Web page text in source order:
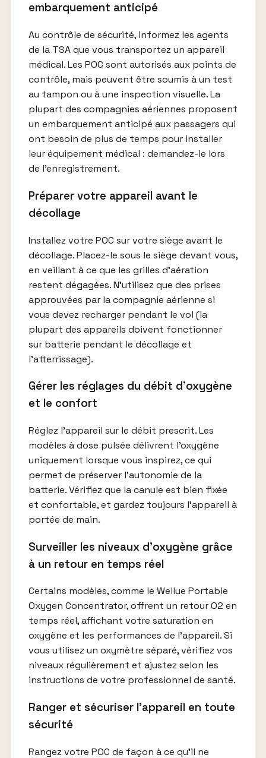
embarquement anticipé
Au contrôle de sécurité, informez les agents
de la TSA que vous transportez un appareil
médical. Les POC sont autorisés aux points de
contrôle, mais peuvent être soumis à un test
au tampon ou à une inspection visuelle. La
plupart des compagnies aériennes proposent
un embarquement anticipé aux passagers qui
ont besoin de plus de temps pour installer
leur équipement médical : demandez-le lors
de l’enregistrement.
Préparer votre appareil avant le
décollage
Installez votre POC sur votre siège avant le
décollage. Placez-le sous le siège devant vous,
en veillant à ce que les grilles d’aération
restent dégagées. N’utilisez que des prises
approuvées par la compagnie aérienne si
vous devez recharger pendant le vol (la
plupart des appareils doivent fonctionner
sur batterie pendant le décollage et
l’atterrissage).
Gérer les réglages du débit d’oxygène
et le confort
Réglez l’appareil sur le débit prescrit. Les
modèles à dose pulsée délivrent l’oxygène
uniquement lorsque vous inspirez, ce qui
permet de préserver l’autonomie de la
batterie. Vérifiez que la canule est bien fixée
et confortable, et gardez toujours l’appareil à
portée de main.
Surveiller les niveaux d’oxygène grâce
à un retour en temps réel
Certains modèles, comme le Wellue Portable
Oxygen Concentrator, offrent un retour O2 en
temps réel, affichant votre saturation en
oxygène et les performances de l’appareil. Si
vous utilisez un oxymètre séparé, vérifiez vos
niveaux régulièrement et ajustez selon les
instructions de votre professionnel de santé.
Ranger et sécuriser l’appareil en toute
sécurité
Rangez votre POC de façon à ce qu’il ne